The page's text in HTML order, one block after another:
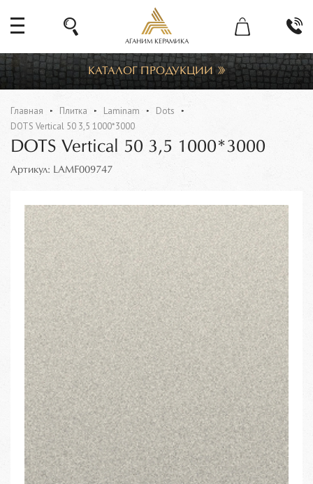
АГАНИМ КЕРАМИКА
КАТАЛОГ ПРОДУКЦИИ
Главная Плитка Laminam
Dots
DOTS Vertical 50 3,5 1000*3000
DOTS Vertical 50 3,5 1000*3000
Артикул: LAMF009747